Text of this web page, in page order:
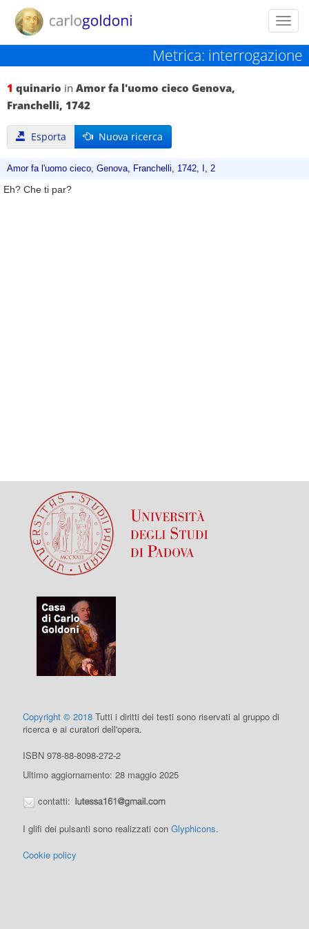
Metrica: interrogazione
1 quinario in Amor fa l'uomo cieco Genova,
Franchelli, 1742
Esporta Nuova ricerca
Amor fa l'uomo cieco, Genova, Franchelli, 1742, I, 2
Eh? Che ti par?
Copyright © 2018 Tutti i diritti dei testi sono riservati al gruppo di
ricerca e ai curatori dell'opera.
ISBN 978-88-8098-272-2
Ultimo aggiornamento: 28 maggio 2025
contatti:
I glifi dei pulsanti sono realizzati conGlyphicons.
Cookie policy